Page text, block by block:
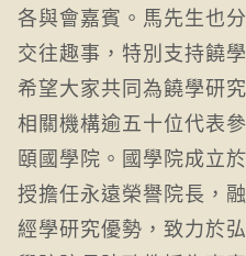
各與會嘉賓。馬先生也
交往趣事，特別支持饒
希望大家共同為饒學研
相關機構逾五十位代表
頤國學院。國學院成立
授擔任永遠榮譽院長，
經學研究優勢，致力於